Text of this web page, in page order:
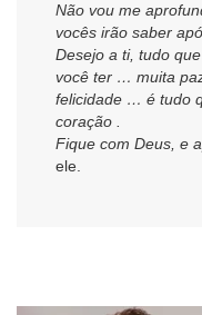
Não vou me
vocês irão saber
Desejo a ti, tudo
você ter … muita
felicidade … é tudo
coração .
Fique com Deus, e
ele.